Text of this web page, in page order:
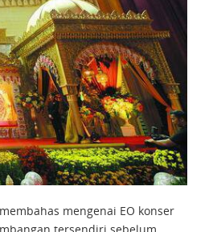
mengenai EO konser